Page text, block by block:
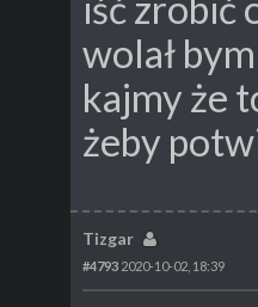
wolał
kajmy że
żeby
Tizgar
#4793 2020-10-02, 18:39